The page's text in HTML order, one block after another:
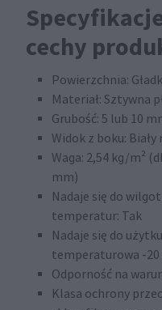
cechy
Powierzchnia:
Materiał: Sztywna
Grubość: 5 lub 10
Widok z boku: Biały
Waga: 2,54 kg/m²
mm)
Nadaje się do
temperatur: Tak
Nadaje się do
temperaturowa -20
Odporność na
Klasa ochrony